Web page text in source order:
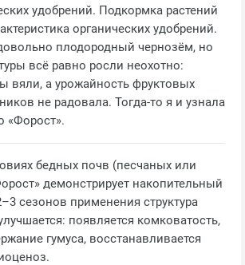
удобрений. Подкормка растений
органических удобрений.
плодородный чернозём, но
всё равно росли неохотно:
вяли, а урожайность фруктовых
не радовала. Тогда‑то я и узнала
«Форост».
бедных почв (песчаных или
демонстрирует накопительный
сезонов применения структура
появляется комковатость,
гумуса, восстанавливается